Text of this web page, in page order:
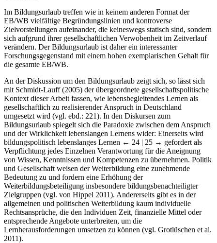
Im Bildungsurlaub treffen wie in keinem anderen Format der
EB/WB vielfältige Begründungslinien und kontroverse
Zielvorstellungen aufeinander, die keineswegs statisch sind, sondern
sich aufgrund ihrer gesellschaftlichen Verwobenheit im Zeitverlauf
verändern. Der Bildungsurlaub ist daher ein interessanter
Forschungsgegenstand mit einem hohen exemplarischen Gehalt für
die gesamte EB/WB.
An der Diskussion um den Bildungsurlaub zeigt sich, so lässt sich
mit Schmidt-Lauff (2005) der übergeordnete gesellschaftspolitische
Kontext dieser Arbeit fassen, wie lebensbegleitendes Lernen als
gesellschaftlich zu realisierender Anspruch in Deutschland
umgesetzt wird (vgl. ebd.: 221). In den Diskursen zum
Bildungsurlaub spiegelt sich die Paradoxie zwischen dem Anspruch
und der Wirklichkeit lebenslangen Lernens wider: Einerseits wird
bildungspolitisch lebenslanges Lernen ← 24 | 25 → gefordert als
Verpflichtung jedes Einzelnen Verantwortung für die Aneignung
von Wissen, Kenntnissen und Kompetenzen zu übernehmen. Politik
und Gesellschaft weisen der Weiterbildung eine zunehmende
Bedeutung zu und fordern eine Erhöhung der
Weiterbildungsbeteiligung insbesondere bildungsbenachteiligter
Zielgruppen (vgl. von Hippel 2011). Andererseits gibt es in der
allgemeinen und politischen Weiterbildung kaum individuelle
Rechtsansprüche, die den Individuen Zeit, finanzielle Mittel oder
entsprechende Angebote unterbreiten, um die
Lernherausforderungen umsetzen zu können (vgl. Grotlüschen et al.
2011).